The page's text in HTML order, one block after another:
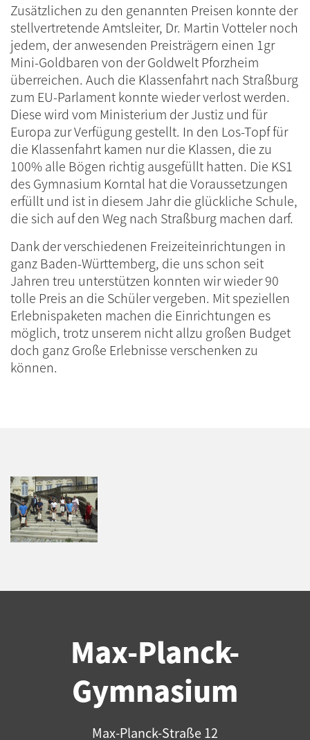
Zusätzlichen zu den genannten Preisen konnte der
stellvertretende Amtsleiter, Dr. Martin Votteler noch
jedem, der anwesenden Preisträgern einen 1gr
Mini-Goldbaren von der Goldwelt Pforzheim
überreichen. Auch die Klassenfahrt nach Straßburg
zum EU-Parlament konnte wieder verlost werden.
Diese wird vom Ministerium der Justiz und für
Europa zur Verfügung gestellt. In den Los-Topf für
die Klassenfahrt kamen nur die Klassen, die zu
100% alle Bögen richtig ausgefüllt hatten. Die KS1
des Gymnasium Korntal hat die Voraussetzungen
erfüllt und ist in diesem Jahr die glückliche Schule,
die sich auf den Weg nach Straßburg machen darf.
Dank der verschiedenen Freizeiteinrichtungen in
ganz Baden-Württemberg, die uns schon seit
Jahren treu unterstützen konnten wir wieder 90
tolle Preis an die Schüler vergeben. Mit speziellen
Erlebnispaketen machen die Einrichtungen es
möglich, trotz unserem nicht allzu großen Budget
doch ganz Große Erlebnisse verschenken zu
können.
Max-Planck-
Gymnasium
Max-Planck-Straße 12